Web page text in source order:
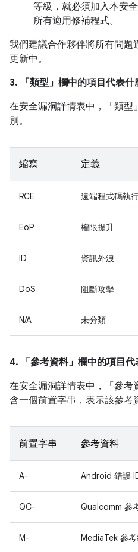
等級，就必須加入本安
所有適用修補程式。
我們建議合作夥伴將所有問題
更新中。
3. 「類型」 欄中的項目代表什
在安全漏洞詳情表中，「類型」
別。
縮寫 定義
RCE 遠端程式碼執
EoP 權限提升
ID 資訊外洩
DoS 阻斷攻擊
N/A 未分類
4. 「參考資料」 欄中的項目代
在安全漏洞詳情表中，「參考
含一個前置字串，表示該參考
前置字串 參考資料
A- Android 錯誤
QC- Qualcomm 參
M- MediaTek 參